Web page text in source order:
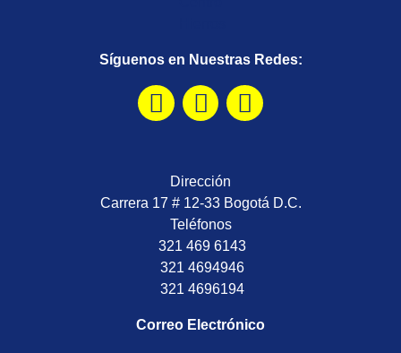
Síguenos en Nuestras Redes:
Dirección
Carrera 17 # 12-33 Bogotá D.C.
Teléfonos
321 469 6143
321 4694946
321 4696194
Correo Electrónico